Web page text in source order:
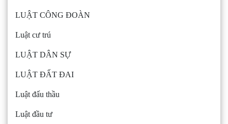
LUẬT CÔNG ĐOÀN
Luật cư trú
LUẬT DÂN SỰ
LUẬT ĐẤT ĐAI
Luật đấu thầu
Luật đầu tư